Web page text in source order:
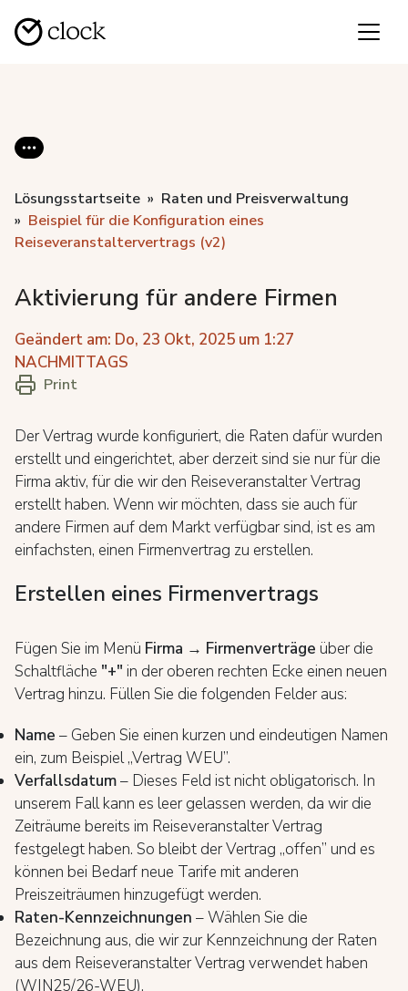
Lösungsstartseite
Raten und Preisverwaltung
Beispiel für die Konfiguration eines
Reiseveranstaltervertrags (v2)
Aktivierung für andere Firmen
Geändert am: Do, 23 Okt, 2025 um 1:27
NACHMITTAGS
Print
Der Vertrag wurde konfiguriert, die Raten dafür wurden
erstellt und eingerichtet, aber derzeit sind sie nur für die
Firma aktiv, für die wir den Reiseveranstalter Vertrag
erstellt haben. Wenn wir möchten, dass sie auch für
andere Firmen auf dem Markt verfügbar sind, ist es am
einfachsten, einen Firmenvertrag zu erstellen.
Erstellen eines Firmenvertrags
Fügen Sie im Menü Firma → Firmenverträge über die
Schaltfläche "+" in der oberen rechten Ecke einen neuen
Vertrag hinzu. Füllen Sie die folgenden Felder aus:
Name – Geben Sie einen kurzen und eindeutigen Namen
ein, zum Beispiel „Vertrag WEU”.
Verfallsdatum– Dieses Feld ist nicht obligatorisch. In
unserem Fall kann es leer gelassen werden, da wir die
Zeiträume bereits im Reiseveranstalter Vertrag
festgelegt haben. So bleibt der Vertrag „offen” und es
können bei Bedarf neue Tarife mit anderen
Preiszeiträumen hinzugefügt werden.
Raten-Kennzeichnungen – Wählen Sie die
Bezeichnung aus, die wir zur Kennzeichnung der Raten
aus dem Reiseveranstalter Vertrag verwendet haben
(WIN25/26-WEU).